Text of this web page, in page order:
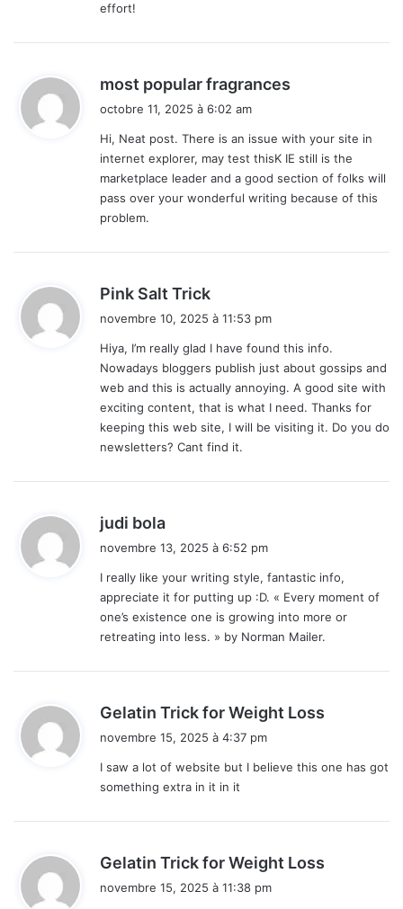
effort!
most popular fragrances
:
octobre 11, 2025 à 6:02 am
Hi, Neat post. There is an issue with your site in
internet explorer, may test thisK IE still is the
marketplace leader and a good section of folks will
pass over your wonderful writing because of this
problem.
Pink Salt Trick
novembre 10, 2025 à 11:53 pm
Hiya, I’m really glad I have found this info.
Nowadays bloggers publish just about gossips and
web and this is actually annoying. A good site with
exciting content, that is what I need. Thanks for
keeping this web site, I will be visiting it. Do you do
newsletters? Cant find it.
judi bola
i
:
novembre 13, 2025 à 6:52 pm
I really like your writing style, fantastic info,
appreciate it for putting up :D. « Every moment of
one’s existence one is growing into more or
retreating into less. » by Norman Mailer.
Gelatin Trick for Weight Loss
novembre 15, 2025 à 4:37 pm
I saw a lot of website but I believe this one has got
something extra in it in it
Gelatin Trick for Weight Loss
novembre 15, 2025 à 11:38 pm